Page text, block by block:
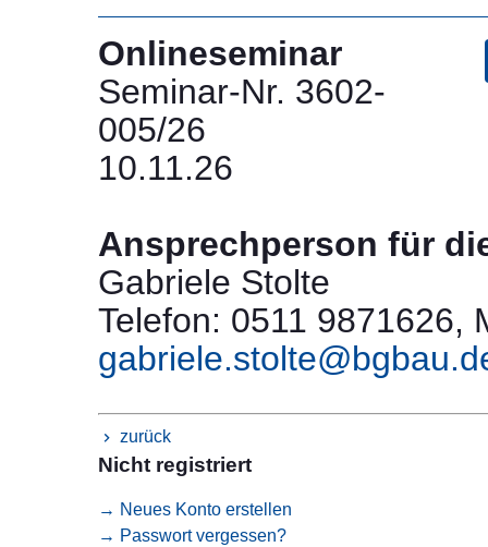
Onlineseminar
Seminar-Nr. 3602-
005/26
10.11.26
Ansprechperson für
Gabriele Stolte
Telefon: 0511 9871626,
zurück
Nicht registriert
→ Neues Konto erstellen
→ Passwort vergessen?